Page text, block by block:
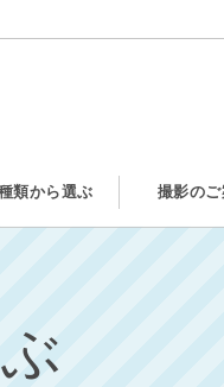
類から選ぶ 撮影の